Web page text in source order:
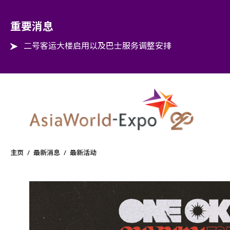
重要消息
二号客运大楼启用以及巴士服务调整安排
主页 / 最新消息 / 最新活动